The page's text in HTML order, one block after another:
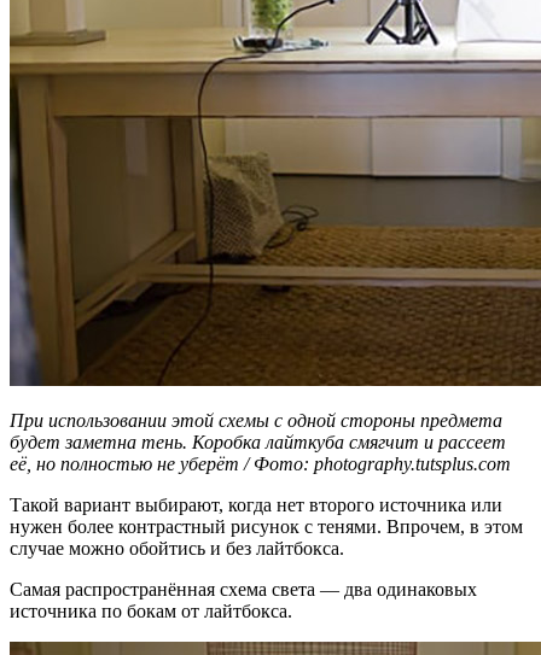
При использовании этой схемы с одной стороны предмета
будет заметна тень. Коробка лайткуба смягчит и рассеет
её, но полностью не уберёт / Фото: photography.tutsplus.com
Такой вариант выбирают, когда нет второго источника или
нужен более контрастный рисунок с тенями. Впрочем, в этом
случае можно обойтись и без лайтбокса.
Самая распространённая схема света — два одинаковых
источника по бокам от лайтбокса.